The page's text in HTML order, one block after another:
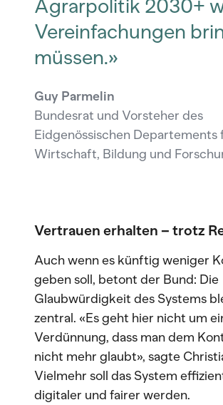
Agrarpolitik 2030+
Vereinfachungen
müssen.»
Guy Parmelin
Bundesrat und Vorsteher des
Eidgenössischen Departements
Wirtschaft, Bildung und
Vertrauen erhalten – trotz
Auch wenn es künftig weniger
geben soll, betont der Bund: Die
Glaubwürdigkeit des Systems
zentral. «Es geht hier nicht um
Verdünnung, dass man dem
nicht mehr glaubt», sagte
Vielmehr soll das System
digitaler und fairer werden.